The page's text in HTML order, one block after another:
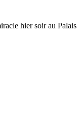
hier soir au